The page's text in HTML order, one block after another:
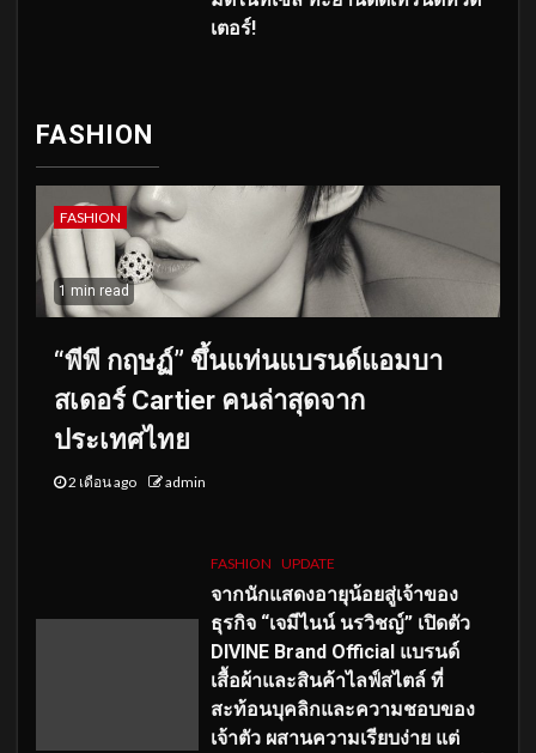
เตอร์!
FASHION
FASHION
1 min read
“พีพี กฤษฏ์” ขึ้นแท่นแบรนด์แอมบา
สเดอร์ Cartier คนล่าสุดจาก
ประเทศไทย
2 เดือน ago admin
FASHION UPDATE
จากนักแสดงอายุน้อยสู่เจ้าของ
ธุรกิจ “เจมีไนน์ นรวิชญ์” เปิดตัว
DIVINE Brand Official แบรนด์
เสื้อผ้าและสินค้าไลฟ์สไตล์ ที่
สะท้อนบุคลิกและความชอบของ
เจ้าตัว ผสานความเรียบง่าย แต่